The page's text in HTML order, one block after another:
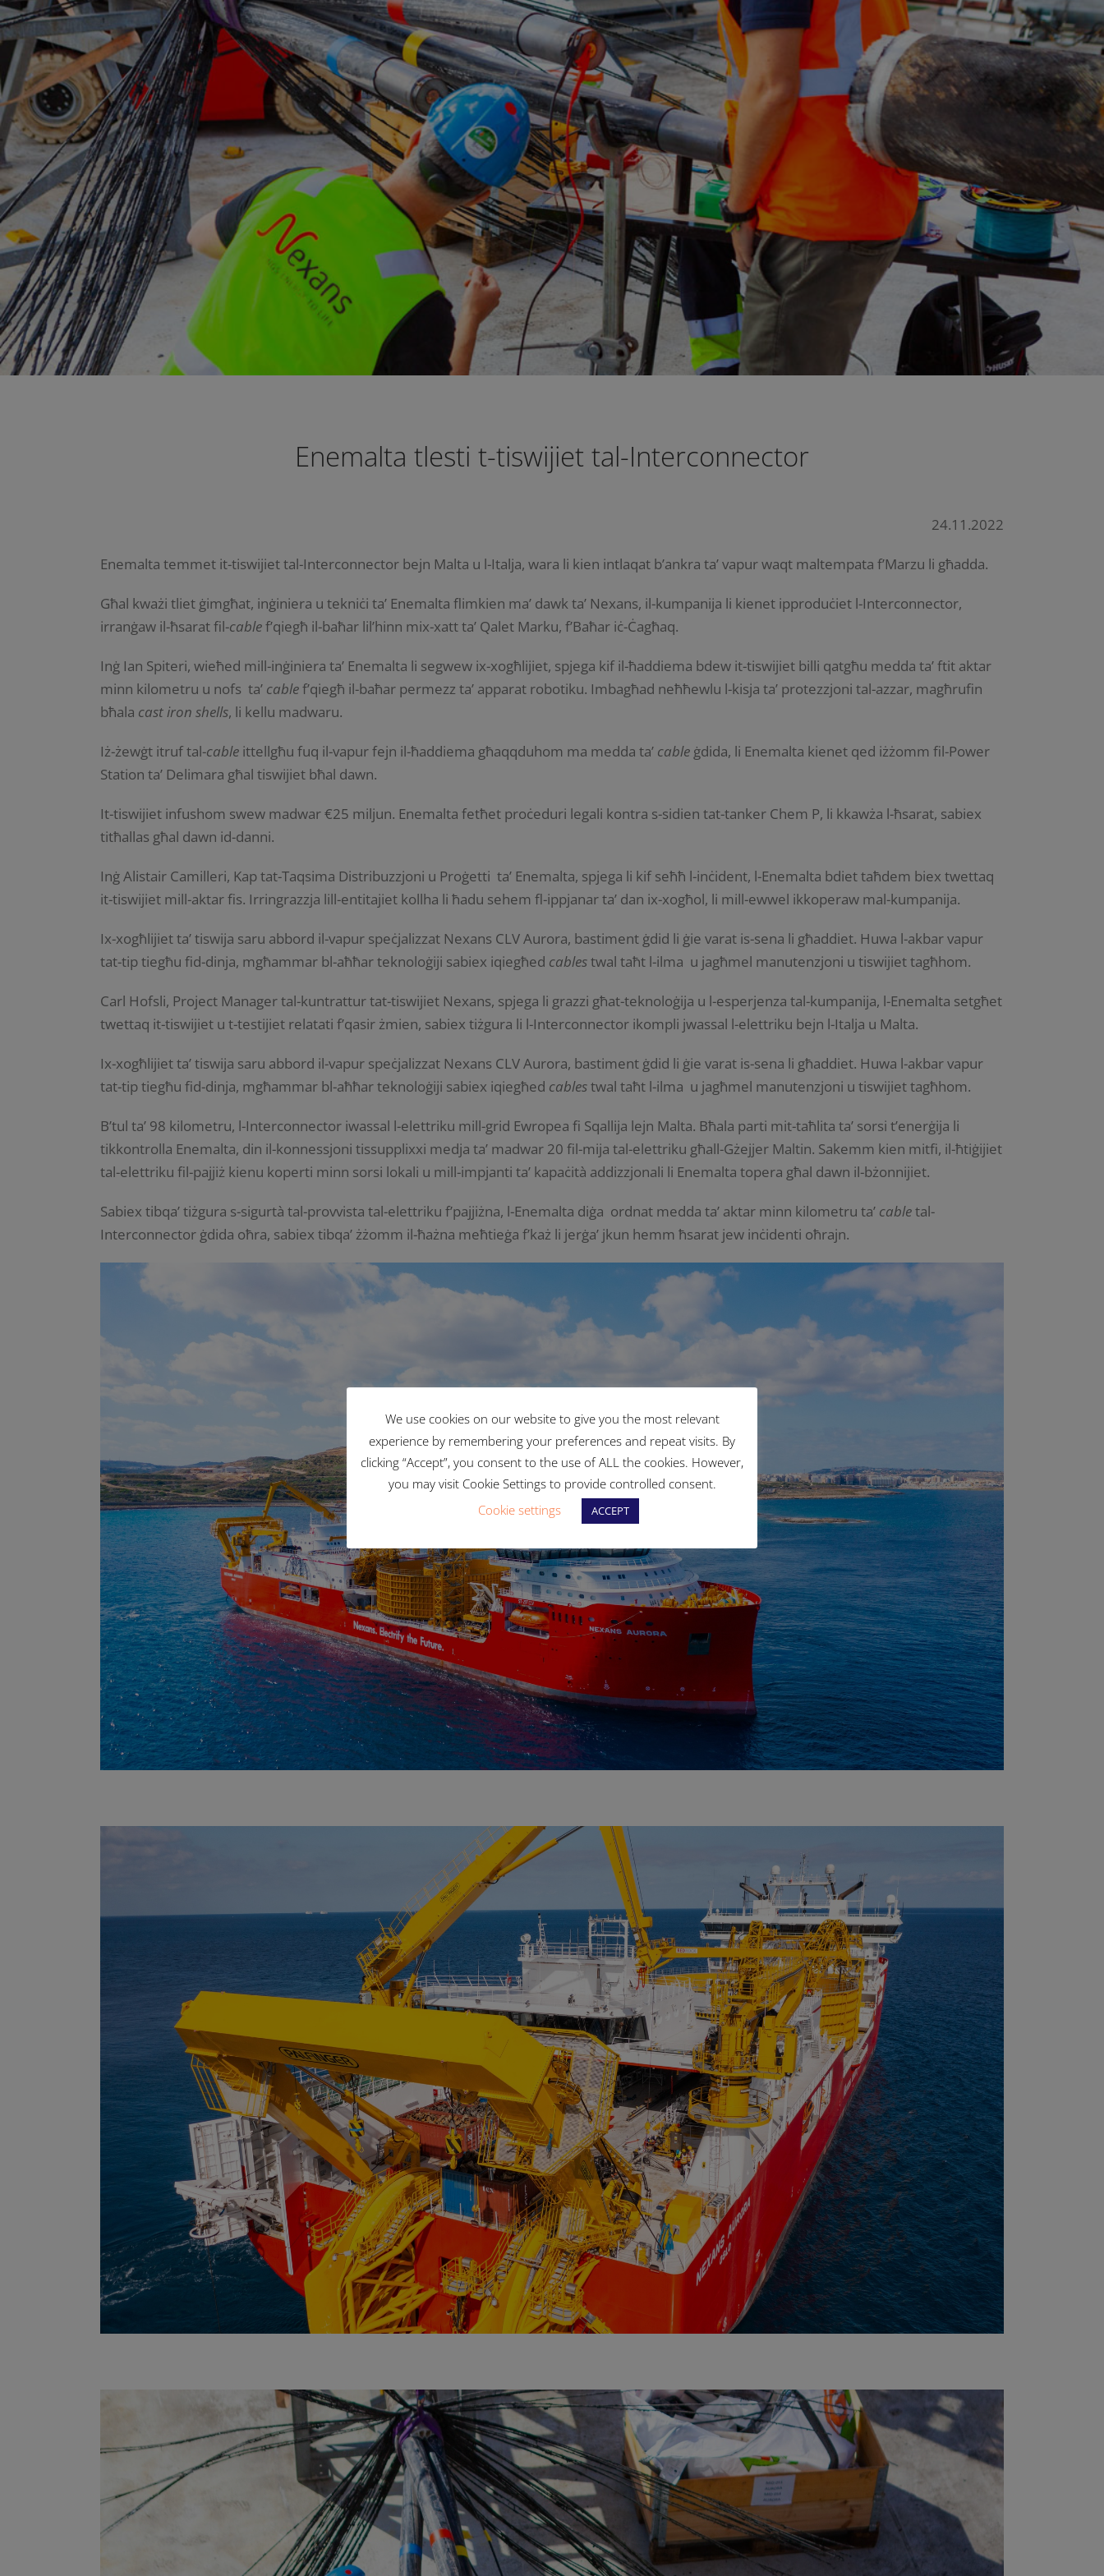
Enemalta tlesti t-tiswijiet tal-Interconnector
24.11.2022
Enemalta temmet it-tiswijiet tal-Interconnector bejn Malta u l-Italja, wara li kien intlaqat b’ankra ta’ vapur waqt maltempata f’Marzu li għadda.
Għal kważi tliet ġimgħat, inġiniera u tekniċi ta’ Enemalta flimkien ma’ dawk ta’ Nexans, il-kumpanija li kienet ipproduċiet l-Interconnector,
irranġaw il-ħsarat fil-cablef’qiegħ il-baħar lil’hinn mix-xatt ta’ Qalet Marku, f’Baħar iċ-Ċagħaq.
Inġ Ian Spiteri, wieħed mill-inġiniera ta’ Enemalta li segwew ix-xogħlijiet, spjega kif il-ħaddiema bdew it-tiswijiet billi qatgħu medda ta’ ftit aktar
minn kilometru u nofs ta’ cablef’qiegħ il-baħar permezz ta’ apparat robotiku. Imbagħad neħħewlu l-kisja ta’ protezzjoni tal-azzar, magħrufin
bħala cast iron shells, li kellu madwaru.
Iż-żewġt itruf tal-cableittellgħu fuq il-vapur fejn il-ħaddiema għaqqduhom ma medda ta’ cable ġdida, li Enemalta kienet qed iżżomm fil-Power
Station ta’ Delimara għal tiswijiet bħal dawn.
It-tiswijiet infushom swew madwar €25 miljun. Enemalta fetħet proċeduri legali kontra s-sidien tat-tanker Chem P, li kkawża l-ħsarat, sabiex
titħallas għal dawn id-danni.
Inġ Alistair Camilleri, Kap tat-Taqsima Distribuzzjoni u Proġetti ta’ Enemalta, spjega li kif seħħ l-inċident, l-Enemalta bdiet taħdem biex twettaq
it-tiswijiet mill-aktar fis. Irringrazzja lill-entitajiet kollha li ħadu sehem fl-ippjanar ta’ dan ix-xogħol, li mill-ewwel ikkoperaw mal-kumpanija.
Ix-xogħlijiet ta’ tiswija saru abbord il-vapur speċjalizzat Nexans CLV Aurora, bastiment ġdid li ġie varat is-sena li għaddiet. Huwa l-akbar vapur
tat-tip tiegħu fid-dinja, mgħammar bl-aħħar teknoloġiji sabiex iqiegħed cablestwal taħt l-ilma u jagħmel manutenzjoni u tiswijiet tagħhom.
Carl Hofsli, Project Manager tal-kuntrattur tat-tiswijiet Nexans, spjega li grazzi għat-teknoloġija u l-esperjenza tal-kumpanija, l-Enemalta setgħet
twettaq it-tiswijiet u t-testijiet relatati f’qasir żmien, sabiex tiżgura li l-Interconnector ikompli jwassal l-elettriku bejn l-Italja u Malta.
Ix-xogħlijiet ta’ tiswija saru abbord il-vapur speċjalizzat Nexans CLV Aurora, bastiment ġdid li ġie varat is-sena li għaddiet. Huwa l-akbar vapur
tat-tip tiegħu fid-dinja, mgħammar bl-aħħar teknoloġiji sabiex iqiegħed cablestwal taħt l-ilma u jagħmel manutenzjoni u tiswijiet tagħhom.
B’tul ta’ 98 kilometru, l-Interconnector iwassal l-elettriku mill-grid Ewropea fi Sqallija lejn Malta. Bħala parti mit-taħlita ta’ sorsi t’enerġija li
tikkontrolla Enemalta, din il-konnessjoni tissupplixxi medja ta’ madwar 20 fil-mija tal-elettriku għall-Gżejjer Maltin. Sakemm kien mitfi, il-ħtiġijiet
tal-elettriku fil-pajjiż kienu koperti minn sorsi lokali u mill-impjanti ta’ kapaċità addizzjonali li Enemalta topera għal dawn il-bżonnijiet.
Sabiex tibqa’ tiżgura s-sigurtà tal-provvista tal-elettriku f’pajjiżna, l-Enemalta diġa ordnat medda ta’ aktar minn kilometru ta’ cabletal-
Interconnector ġdida oħra, sabiex tibqa’ żżomm il-ħażna meħtieġa f’każ li jerġa’ jkun hemm ħsarat jew inċidenti oħrajn.
We use cookies on our website to give you the most relevant
experience by remembering your preferences and repeat visits. By
clicking “Accept”, you consent to the use of ALL the cookies. However,
you may visit Cookie Settings to provide controlled consent.
Cookie settings
ACCEPT